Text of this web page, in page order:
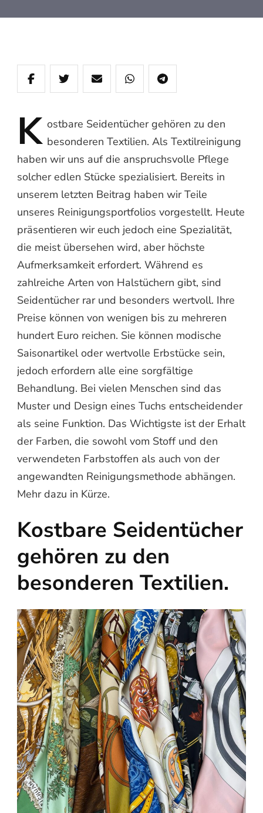
K ostbare Seidentücher gehören zu den
besonderen Textilien. Als Textilreinigung
haben wir uns auf die anspruchsvolle Pflege
solcher edlen Stücke spezialisiert. Bereits in
unserem letzten Beitrag haben wir Teile
unseres Reinigungsportfolios vorgestellt. Heute
präsentieren wir euch jedoch eine Spezialität,
die meist übersehen wird, aber höchste
Aufmerksamkeit erfordert. Während es
zahlreiche Arten von Halstüchern gibt, sind
Seidentücher rar und besonders wertvoll. Ihre
Preise können von wenigen bis zu mehreren
hundert Euro reichen. Sie können modische
Saisonartikel oder wertvolle Erbstücke sein,
jedoch erfordern alle eine sorgfältige
Behandlung. Bei vielen Menschen sind das
Muster und Design eines Tuchs entscheidender
als seine Funktion. Das Wichtigste ist der Erhalt
der Farben, die sowohl vom Stoff und den
verwendeten Farbstoffen als auch von der
angewandten Reinigungsmethode abhängen.
Mehr dazu in Kürze.
Kostbare Seidentücher
gehören zu den
besonderen Textilien.